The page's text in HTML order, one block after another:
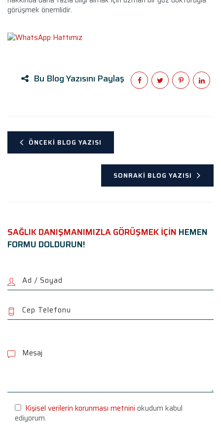
görüşmek önemlidir.
Bu Blog Yazısını Paylaş
ÖNCEKI BLOG YAZISI
SONRAKI BLOG YAZISI
SAĞLIK DANIŞMANIMIZLA GÖRÜŞMEK İÇİN HEMEN
FORMU DOLDURUN!
l
e
Kişisel verilerin korunması metnini okudum kabul
ediyorum.